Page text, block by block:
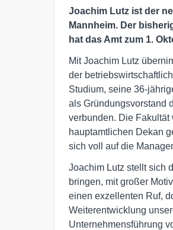
Joachim Lutz ist der
Mannheim. Der
hat das Amt zum 1.
Mit Joachim Lutz
der
Studium, seine 36-
als Gründungsvorstand
verbunden. Die Fakultät
hauptamtlichen Dekan
sich voll auf die
Joachim Lutz stellt sich
bringen, mit großer
einen exzellenten Ruf,
Weiterentwicklung
Unternehmensführung